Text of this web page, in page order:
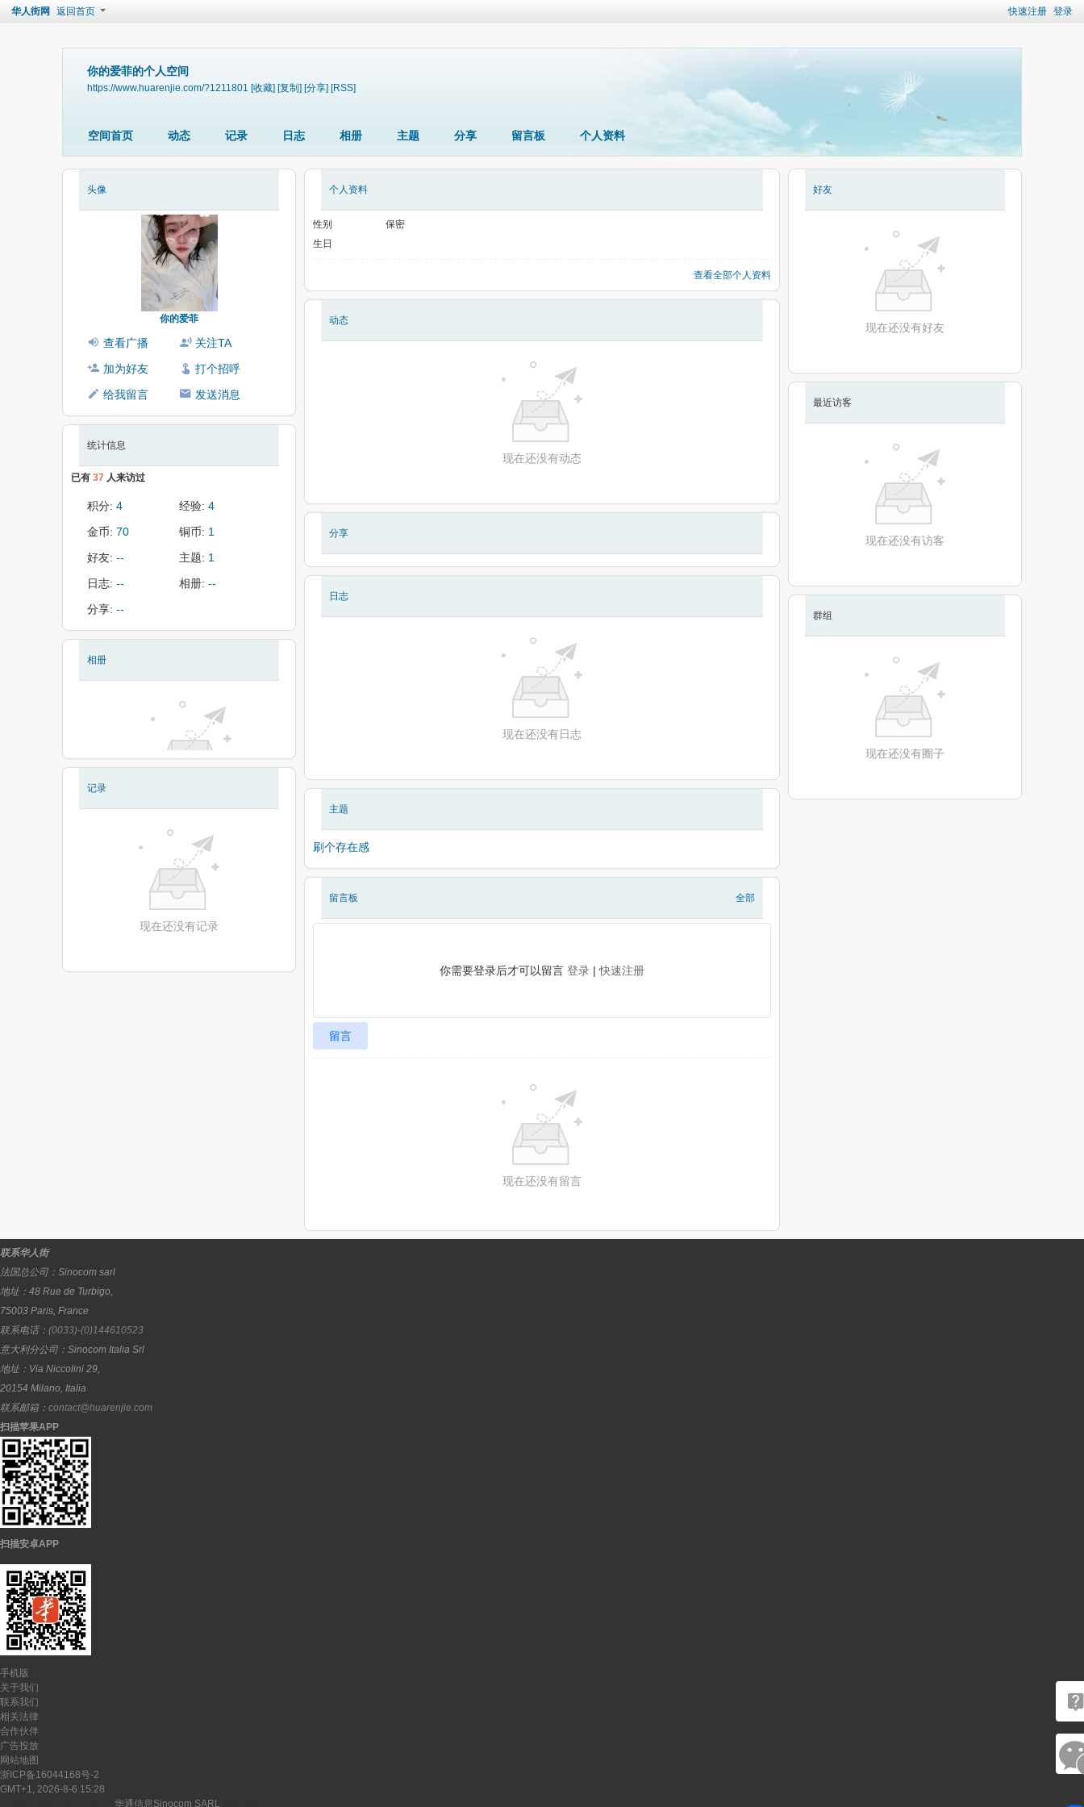
快速注册 登录
华人街网 返回首页
你的爱菲的个人空间
https://www.huarenjie.com/?1211801 [收藏] [复制] [分享] [RSS]
空间首页 动态 记录 日志 相册 主题 分享 留言板 个人资料
头像
你的爱菲
查看广播
关注TA
加为好友
打个招呼
给我留言
发送消息
统计信息
已有 37 人来访过
积分: 4 经验: 4
金币: 70 铜币: 1
好友: -- 主题: 1
日志: -- 相册: --
分享: --
相册
记录
现在还没有记录
个人资料
性别
保密
生日
查看全部个人资料
动态
现在还没有动态
分享
日志
现在还没有日志
主题
刷个存在感
留言板 全部
你需要登录后才可以留言 登录 |快速注册
留言
现在还没有留言
好友
现在还没有好友
最近访客
现在还没有访客
群组
现在还没有圈子
联系华人街
法国总公司： Sinocom sarl
地址： 48 Rue de Turbigo,
75003 Paris, France
联系电话： (0033)-(0)144610523
意大利分公司： Sinocom Italia Srl
地址： Via Niccolini 29,
20154 Milano, Italia
联系邮箱： contact@huarenjie.com
扫描苹果APP
扫描安卓APP
手机版
关于我们
联系我们
相关法律
合作伙伴
广告投放
网站地图
浙ICP备16044168号-2
GMT+1, 2026-8-6 15:28
华通信息Sinocom SARL